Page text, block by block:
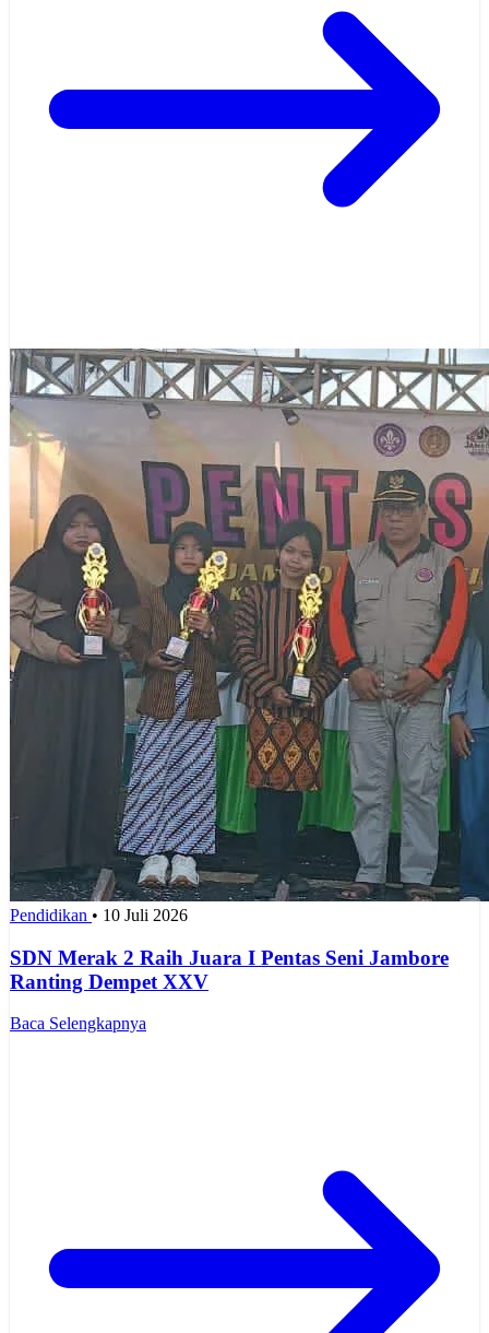
Pendidikan • 10 Juli 2026
SDN Merak 2 Raih Juara I Pentas Seni Jambore
Ranting Dempet XXV
Baca Selengkapnya